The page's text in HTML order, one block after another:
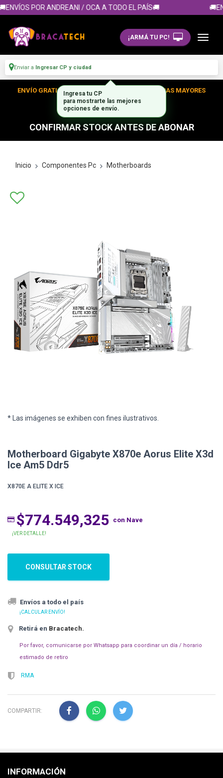
POR ANDREANI / OCA A TODO EL PAÍS🚚
¡ARMÁ TU PC!
Enviar a Ingresar CP y ciudad
ENVÍO GRATIS DENTRO DE CABA EN TUS COMPRAS MAYORES
A $300.000
CONFIRMAR STOCK ANTES DE ABONAR
Inicio Componentes Pc Motherboards
* Las imágenes se exhiben con fines ilustrativos.
Motherboard Gigabyte X870e Aorus Elite X3d
Ice Am5 Ddr5
X870E A ELITE X ICE
$774.549,325 con Nave
¡VER DETALLE!
CONSULTAR STOCK
Envíos a todo el país
¡CALCULAR ENVÍO!
Retirá en Bracatech.
Por favor, comunicarse por Whatsapp para coordinar un día / horario
estimado de retiro
RMA
COMPARTIR:
INFORMACIÓN
Ingresa tu CP
para mostrarte las mejores
opciones de envío.